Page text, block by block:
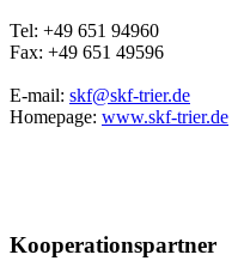
Tel: +49 651 94960
Fax: +49 651 49596
E-mail: skf@skf-trier.de
Homepage: www.skf-trier.de
Kooperationspartner